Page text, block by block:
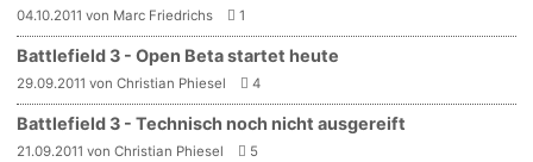
04.10.2011 von Marc Friedrichs 1
Battlefield 3 - Open Beta startet heute
29.09.2011 von Christian Phiesel 4
Battlefield 3 - Technisch noch nicht ausgereift
21.09.2011 von Christian Phiesel 5